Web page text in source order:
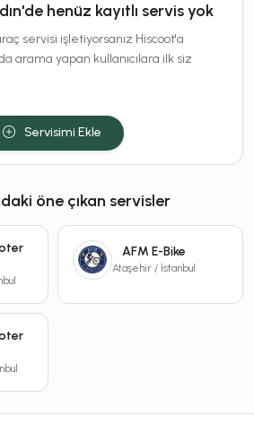
henüz kayıtlı servis yok
servisi işletiyorsanız Hiscoot'a
arama yapan kullanıcılara ilk siz
Servisimi Ekle
öne çıkan servisler
AFM E-Bike
Ataşehir / İstanbul